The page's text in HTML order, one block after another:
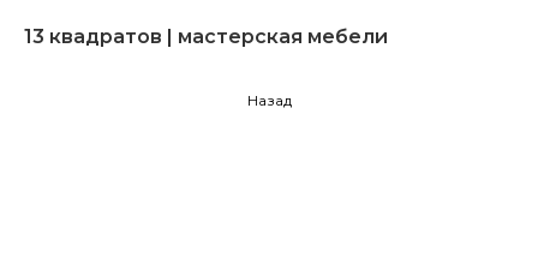
13 квадратов | мастерская мебели
Назад